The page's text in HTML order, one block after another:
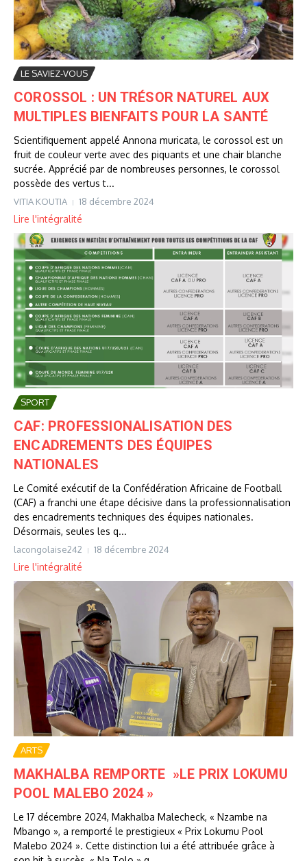
LE SAVIEZ-VOUS
COROSSOL : UN TRÉSOR NATUREL AUX
MULTIPLES BIENFAITS POUR LA SANTÉ
Scientifiquement appelé Annona muricata, le corossol est un
fruit de couleur verte avec des piquants et une chair blanche
sucrée. Apprécié par de nombreuses personnes, le corossol
possède des vertus t...
VITIA KOUTIA 18 décembre 2024
Lire l'intégralité
SPORT
CAF: PROFESSIONALISATION DES
ENCADREMENTS DES ÉQUIPES
NATIONALES
Le Comité exécutif de la Confédération Africaine de Football
(CAF) a franchi une étape décisive dans la professionnalisation
des encadrements techniques des équipes nationales.
Désormais, seules les q...
lacongolaise242 18 décembre 2024
Lire l'intégralité
ARTS
MAKHALBA REMPORTE »LE PRIX LOKUMU
POOL MALEBO 2024 »
Le 17 décembre 2024, Makhalba Malecheck, « Nzambe na
Mbango », a remporté le prestigieux « Prix Lokumu Pool
Malebo 2024 ». Cette distinction lui a été attribuée grâce à